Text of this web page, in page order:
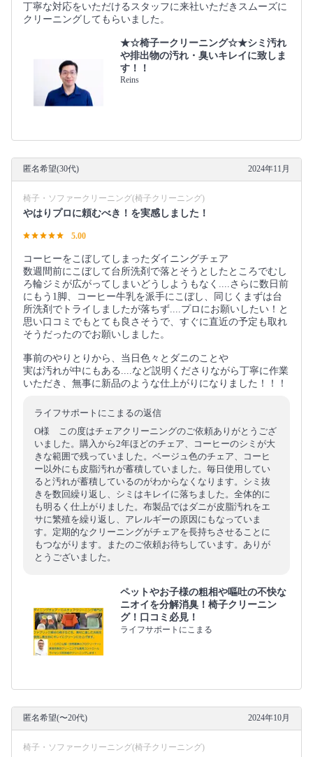
丁寧な対応をいただけるスタッフに来社いただきスムーズに
クリーニングしてもらいました。
★☆椅子ークリーニング☆★シミ汚れ
や排出物の汚れ・臭いキレイに致しま
す！！
Reins
匿名希望(30代) 2024年11月
椅子・ソファークリーニング(椅子クリーニング)
やはりプロに頼むべき！を実感しました！
5.00
コーヒーをこぼしてしまったダイニングチェア
数週間前にこぼして台所洗剤で落とそうとしたところでむし
ろ輪ジミが広がってしまいどうしようもなく....さらに数日前
にもう1脚、コーヒー牛乳を派手にこぼし、同じくまずは台
所洗剤でトライしましたが落ちず....プロにお願いしたい！と
思い口コミでもとても良さそうで、すぐに直近の予定も取れ
そうだったのでお願いしました。
事前のやりとりから、当日色々とダニのことや
実は汚れが中にもある....など説明くださりながら丁寧に作業
いただき、無事に新品のような仕上がりになりました！！！
ライフサポートにこまるの返信
O様 この度はチェアクリーニングのご依頼ありがとうござ
いました。購入から2年ほどのチェア、コーヒーのシミが大
きな範囲で残っていました。ベージュ色のチェア、コーヒ
ー以外にも皮脂汚れが蓄積していました。毎日使用してい
ると汚れが蓄積しているのがわからなくなります。シミ抜
きを数回繰り返し、シミはキレイに落ちました。全体的に
も明るく仕上がりました。布製品ではダニが皮脂汚れをエ
サに繁殖を繰り返し、アレルギーの原因にもなっていま
す。定期的なクリーニングがチェアを長持ちさせることに
もつながります。またのご依頼お待ちしています。ありが
とうございました。
ペットやお子様の粗相や嘔吐の不快な
ニオイを分解消臭！椅子クリーニン
グ！口コミ必見！
ライフサポートにこまる
匿名希望(〜20代) 2024年10月
椅子・ソファークリーニング(椅子クリーニング)